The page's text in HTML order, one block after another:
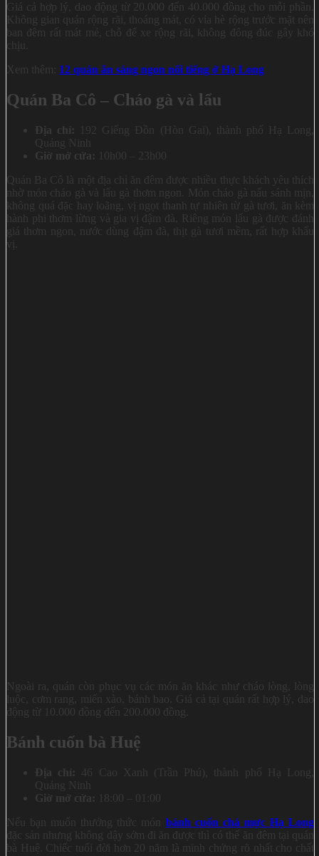
Giá cả hợp lý, dao động từ 20.000 đến 40.000 đồng cho mỗi phần.
Không gian quán rộng rãi, thoáng mát, có vỉa hè rộng trước mặt nên
ban đêm rất mát mẻ, chỗ để xe rộng rãi, không đông đúc gây khó
chịu.
Xem thêm: 12 quán ăn sáng ngon nổi tiếng ở Hạ Long
Quán Ba Cô – Cháo gà và lẩu
Địa chỉ:
192 Giếng Đồn (Hòn Gai), thành phố Hạ Long,
Quảng Ninh
Giờ mở cửa:
10h00 – 23h00
Quán Ba Cô là một địa chỉ ăn đêm được nhiều thực khách yêu thích
nhờ món cháo gà và lẩu gà thơm ngon. Món cháo gà nấu sánh mịn,
không quá đặc hay loãng, vị ngọt thanh tự nhiên từ gà tươi, ăn kèm
hành phi thơm lừng và gia vị đậm đà. Riêng món lẩu gà được đánh
giá thơm ngon, nước dùng đậm đà, thịt gà tươi mềm, rất hợp khẩu
vị.
Ngoài ra, quán còn phục vụ các món ăn khác như cháo lòng, lòng
luộc, cơm rang, miến xào, bánh bao. Giá cả tại quán rất hợp lý, dao
động từ 10.000 đồng đến 200.000 đồng.
Bánh cuốn bà Huệ
Địa chỉ:
46 Cao Xanh (Trần Phú), thành phố Hạ Long,
Quảng Ninh
Giờ mở cửa:
18:00 – 01:00
Nếu bạn muốn thưởng thức món bánh cuốn chả mực Hạ Long
đặc sản nhưng không dậy sớm đi ăn được thì có thể ăn đêm tại quán
bà Huệ. Chiếc tuổi đời hơn 20 năm là minh chứng rõ nhất cho chất